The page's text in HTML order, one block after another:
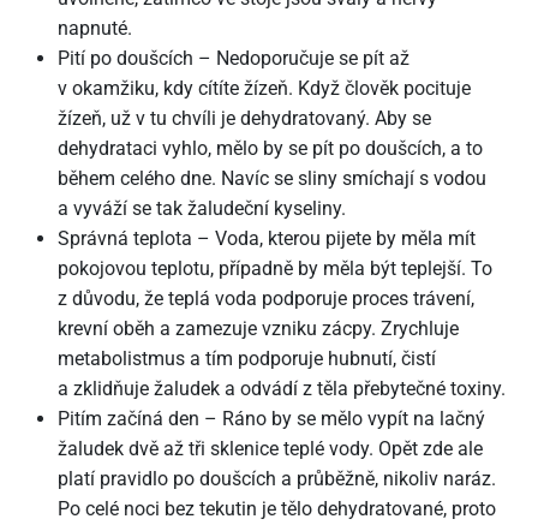
napnuté.
Pití po doušcích – Nedoporučuje se pít až
v okamžiku, kdy cítíte žízeň. Když člověk pocituje
žízeň, už v tu chvíli je dehydratovaný. Aby se
dehydrataci vyhlo, mělo by se pít po doušcích, a to
během celého dne. Navíc se sliny smíchají s vodou
a vyváží se tak žaludeční kyseliny.
Správná teplota – Voda, kterou pijete by měla mít
pokojovou teplotu, případně by měla být teplejší. To
z důvodu, že teplá voda podporuje proces trávení,
krevní oběh a zamezuje vzniku zácpy. Zrychluje
metabolistmus a tím podporuje hubnutí, čistí
a zklidňuje žaludek a odvádí z těla přebytečné toxiny.
Pitím začíná den – Ráno by se mělo vypít na lačný
žaludek dvě až tři sklenice teplé vody. Opět zde ale
platí pravidlo po doušcích a průběžně, nikoliv naráz.
Po celé noci bez tekutin je tělo dehydratované, proto